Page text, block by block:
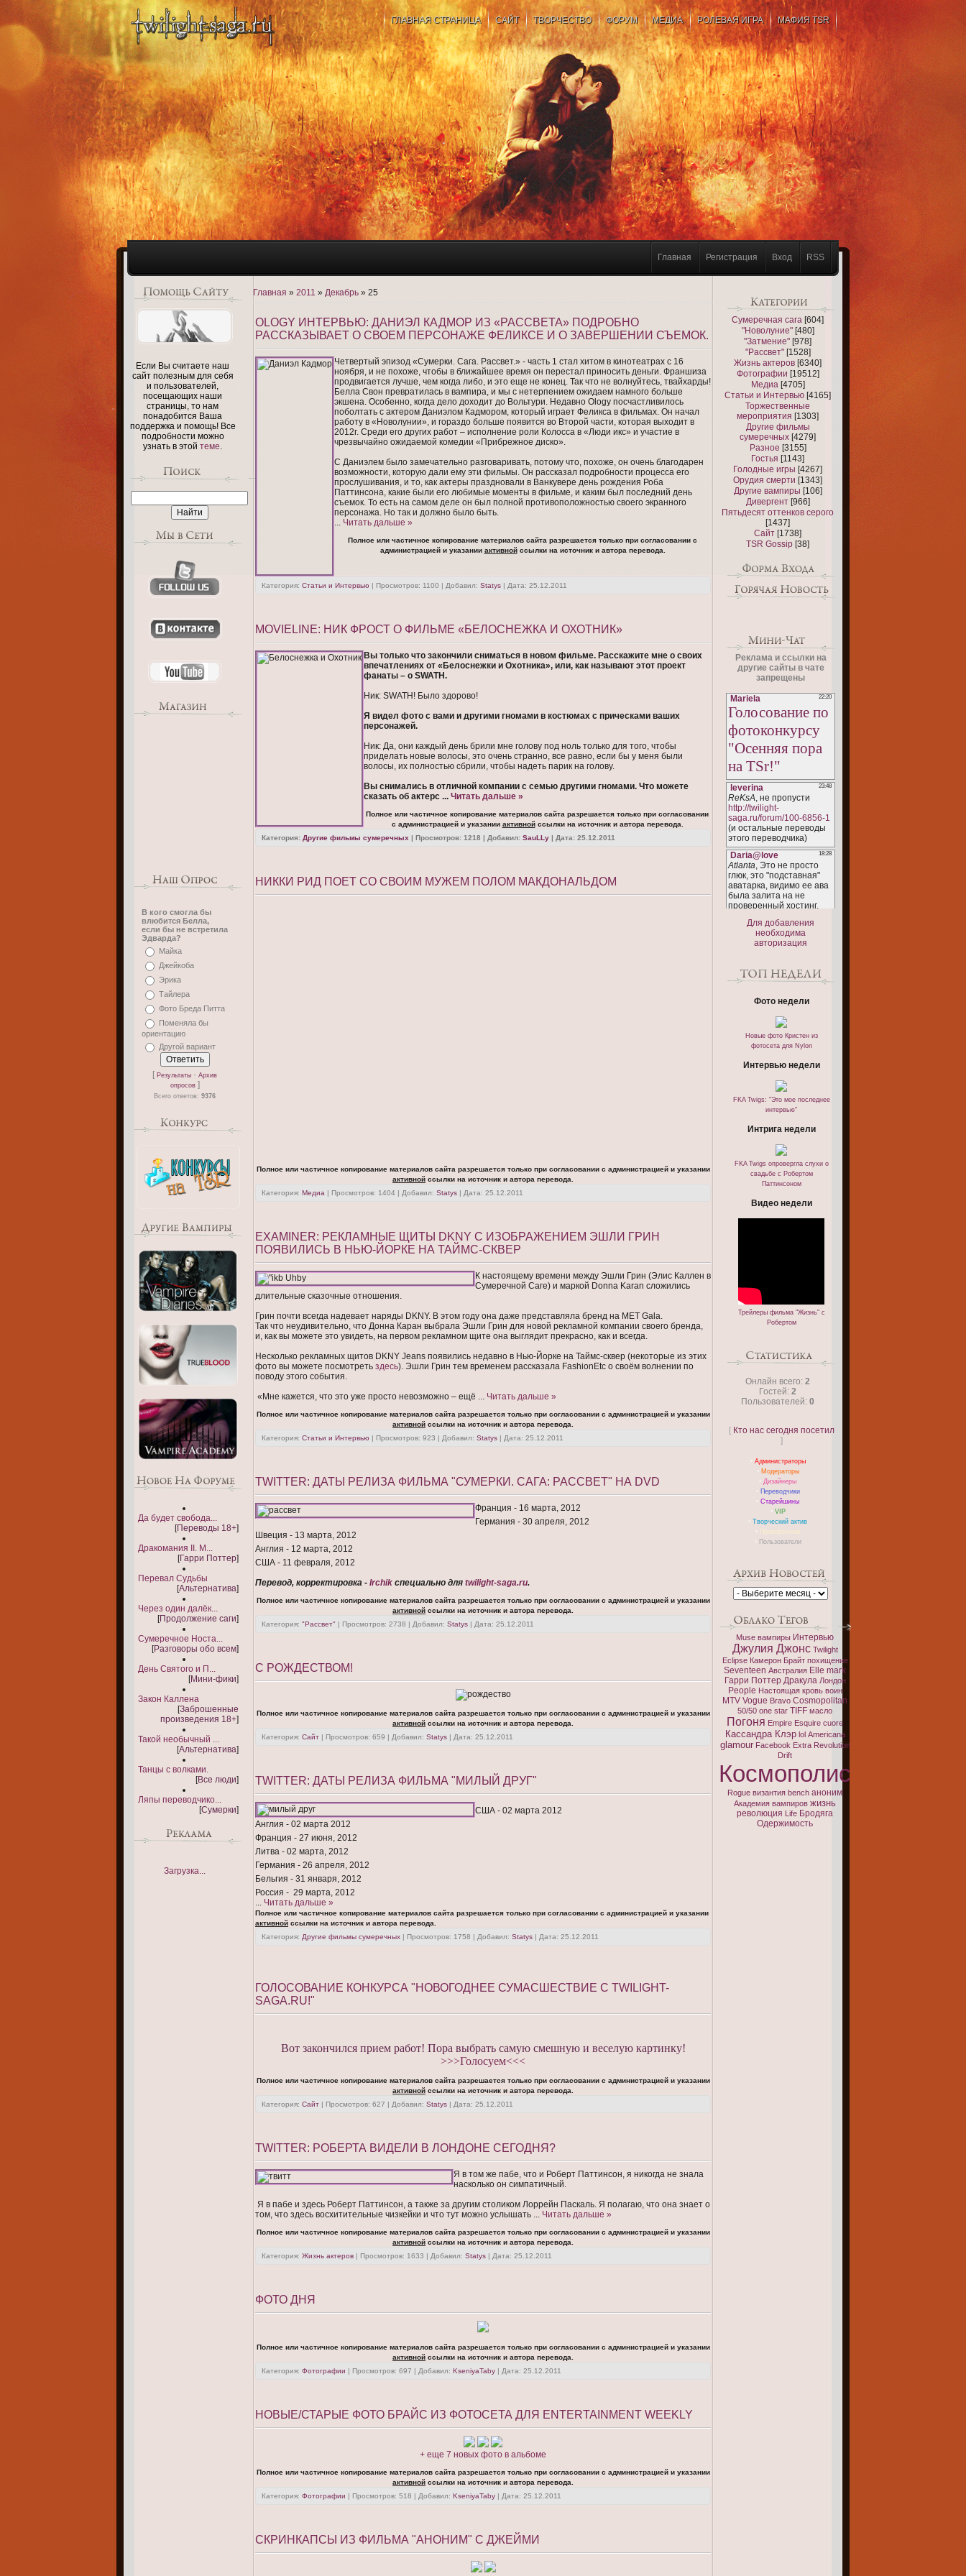
ГЛАВНАЯ СТРАНИЦА САЙТ ТВОРЧЕСТВО ФОРУМ МЕДИА РОЛЕВАЯ ИГРА МАФИЯ TSR
Главная Регистрация Вход RSS
Если Вы считаете наш
сайт полезным для себя
и пользователей,
посещающих наши
страницы, то нам
понадобится Ваша
поддержка и помощь! Все
подробности можно
узнать в этой теме.
В кого смогла бы
влюбится Белла,
если бы не встретила
Эдварда?
Майка
Джейкоба
Эрика
Тайлера
Фото Бреда Питта
Поменяла бы
ориентацию
Другой вариант
[ Результаты · Архив
опросов]
Всего ответов: 9376
Да будет свобода...
[Переводы 18+]
Дракомания II. М...
[Гарри Поттер]
Перевал Судьбы
[Альтернатива]
Через один далёк...
[Продолжение саги]
Сумеречное Носта...
[Разговоры обо всем]
День Святого и П...
[Мини-фики]
Закон Каллена
[Заброшенные
произведения 18+]
Такой необычный ...
[Альтернатива]
Танцы с волками.
[Все люди]
Ляпы переводчико...
[Сумерки]
Загрузка...
Главная » 2011 » Декабрь » 25
OLOGY ИНТЕРВЬЮ: ДАНИЭЛ КАДМОР ИЗ «РАССВЕТА» ПОДРОБНО
РАССКАЗЫВАЕТ О СВОЕМ ПЕРСОНАЖЕ ФЕЛИКСЕ И О ЗАВЕРШЕНИИ СЪЕМОК.
Четвертый эпизод «Сумерки. Сага. Рассвет.» - часть 1 стал хитом в кинотеатрах с 16
ноября, и не похоже, чтобы в ближайшее время он перестал приносить деньги. Франшиза
продвигается лучше, чем когда либо, и это еще не конец. Так что не волнуйтесь, твайхарды!
Белла Свон превратилась в вампира, и мы с нетерпением ожидаем намного больше
экшена. Особенно, когда дело доходит до Вольтури. Недавно Ology посчастливилось
поболтать с актером Даниэлом Кадмором, который играет Феликса в фильмах. Он начал
работу в «Новолунии», и гораздо больше появится во Второй части, которая выходит в
2012г. Среди его других работ – исполнение роли Колосса в «Люди икс» и участие в
чрезвычайно ожидаемой комедии «Прибрежное диско».
С Даниэлем было замечательно разговаривать, потому что, похоже, он очень благодарен
возможности, которую дали ему эти фильмы. Он рассказал подробности процесса его
прослушивания, и то, как актеры праздновали в Ванкувере день рождения Роба
Паттинсона, какие были его любимые моменты в фильме, и каким был последний день
съемок. То есть на самом деле он был полной противоположностью своего экранного
персонажа. Но так и должно было быть.
... Читать дальше »
Полное или частичное копирование материалов сайта разрешается только при согласовании с
администрацией и указании активнойссылки на источник и автора перевода.
Категория: Статьи и Интервью | Просмотров: 1100 | Добавил: Statys | Дата: 25.12.2011
MOVIELINE: НИК ФРОСТ О ФИЛЬМЕ «БЕЛОСНЕЖКА И ОХОТНИК»
Вы только что закончили сниматься в новом фильме. Расскажите мне о своих
впечатлениях от «Белоснежки и Охотника», или, как называют этот проект
фанаты – о SWATH.
Ник: SWATH! Было здорово!
Я видел фото с вами и другими гномами в костюмах с прическами ваших
персонажей.
Ник: Да, они каждый день брили мне голову под ноль только для того, чтобы
приделать новые волосы, это очень странно, все равно, если бы у меня были
волосы, их полностью сбрили, чтобы надеть парик на голову.
Вы снимались в отличной компании с семью другими гномами. Что можете
сказать об актерс ... Читать дальше »
Полное или частичное копирование материалов сайта разрешается только при согласовании
с администрацией и указании активнойссылки на источник и автора перевода.
Категория: Другие фильмы сумеречных | Просмотров: 1218 | Добавил: SauLLy | Дата: 25.12.2011
НИККИ РИД ПОЕТ СО СВОИМ МУЖЕМ ПОЛОМ МАКДОНАЛЬДОМ
Полное или частичное копирование материалов сайта разрешается только при согласовании с администрацией и указании
активной ссылки на источник и автора перевода.
Категория: Медиа | Просмотров: 1404 | Добавил: Statys | Дата: 25.12.2011
EXAMINER: РЕКЛАМНЫЕ ЩИТЫ DKNY С ИЗОБРАЖЕНИЕМ ЭШЛИ ГРИН
ПОЯВИЛИСЬ В НЬЮ-ЙОРКЕ НА ТАЙМС-СКВЕР
К настоящему времени между Эшли Грин (Элис Каллен в
Сумеречной Саге) и маркой Donna Karan сложились
длительные сказочные отношения.
Грин почти всегда надевает наряды DKNY. В этом году она даже представляла бренд на MET Gala.
Так что неудивительно, что Донна Каран выбрала Эшли Грин для новой рекламной компании своего бренда,
и, как вы можете это увидеть, на первом рекламном щите она выглядит прекрасно, как и всегда.
Несколько рекламных щитов DKNY Jeans появились недавно в Нью-Йорке на Таймс-сквер (некоторые из этих
фото вы можете посмотреть здесь). Эшли Грин тем временем рассказала FashionEtc о своём волнении по
поводу этого события.
«Мне кажется, что это уже просто невозможно – ещё ... Читать дальше »
Полное или частичное копирование материалов сайта разрешается только при согласовании с администрацией и указании
активной ссылки на источник и автора перевода.
Категория: Статьи и Интервью | Просмотров: 923 | Добавил: Statys | Дата: 25.12.2011
TWITTER: ДАТЫ РЕЛИЗА ФИЛЬМА "СУМЕРКИ. САГА: РАССВЕТ" НА DVD
Франция - 16 марта, 2012
Германия - 30 апреля, 2012
Швеция - 13 марта, 2012
Англия - 12 марта, 2012
США - 11 февраля, 2012
Перевод, корректировка - Irchik специально для twilight-saga.ru.
Полное или частичное копирование материалов сайта разрешается только при согласовании с администрацией и указании
активной ссылки на источник и автора перевода.
Категория: "Рассвет" | Просмотров: 2738 | Добавил: Statys | Дата: 25.12.2011
С РОЖДЕСТВОМ!
Полное или частичное копирование материалов сайта разрешается только при согласовании с администрацией и указании
активной ссылки на источник и автора перевода.
Категория: Сайт | Просмотров: 659 | Добавил: Statys | Дата: 25.12.2011
TWITTER: ДАТЫ РЕЛИЗА ФИЛЬМА "МИЛЫЙ ДРУГ"
США - 02 марта 2012
Англия - 02 марта 2012
Франция - 27 июня, 2012
Литва - 02 марта, 2012
Германия - 26 апреля, 2012
Бельгия - 31 января, 2012
Россия - 29 марта, 2012
... Читать дальше »
Полное или частичное копирование материалов сайта разрешается только при согласовании с администрацией и указании
активной ссылки на источник и автора перевода.
Категория: Другие фильмы сумеречных | Просмотров: 1758 | Добавил: Statys | Дата: 25.12.2011
ГОЛОСОВАНИЕ КОНКУРСА "НОВОГОДНЕЕ СУМАСШЕСТВИЕ С ТWILIGHT-
SAGA.RU!"
Вот закончился прием работ! Пора выбрать самую смешную и веселую картинку!
>>>Голосуем<<<
Полное или частичное копирование материалов сайта разрешается только при согласовании с администрацией и указании
активной ссылки на источник и автора перевода.
Категория: Сайт | Просмотров: 627 | Добавил: Statys | Дата: 25.12.2011
TWITTER: РОБЕРТА ВИДЕЛИ В ЛОНДОНЕ СЕГОДНЯ?
Я в том же пабе, что и Роберт Паттинсон, я никогда не знала
насколько он симпатичный.
Я в пабе и здесь Роберт Паттинсон, а также за другим столиком Лоррейн Паскаль. Я полагаю, что она знает о
том, что здесь восхитительные чизкейки и что тут можно услышать ... Читать дальше »
Полное или частичное копирование материалов сайта разрешается только при согласовании с администрацией и указании
активной ссылки на источник и автора перевода.
Категория: Жизнь актеров | Просмотров: 1633 | Добавил: Statys | Дата: 25.12.2011
ФОТО ДНЯ
Полное или частичное копирование материалов сайта разрешается только при согласовании с администрацией и указании
активной ссылки на источник и автора перевода.
Категория: Фотографии | Просмотров: 697 | Добавил: KseniyaTaby | Дата: 25.12.2011
НОВЫЕ/СТАРЫЕ ФОТО БРАЙС ИЗ ФОТОСЕТА ДЛЯ ENTERTAINMENT WEEKLY
+ еще 7 новых фото в альбоме
Полное или частичное копирование материалов сайта разрешается только при согласовании с администрацией и указании
активной ссылки на источник и автора перевода.
Категория: Фотографии | Просмотров: 518 | Добавил: KseniyaTaby | Дата: 25.12.2011
СКРИНКАПСЫ ИЗ ФИЛЬМА "АНОНИМ" С ДЖЕЙМИ
Сумеречная сага [604]
"Новолуние" [480]
"Затмение" [978]
"Рассвет" [1528]
Жизнь актеров [6340]
Фотографии [19512]
Медиа [4705]
Статьи и Интервью [4165]
Торжественные
мероприятия [1303]
Другие фильмы
сумеречных [4279]
Разное [3155]
Гостья [1143]
Голодные игры [4267]
Орудия смерти [1343]
Другие вампиры [106]
Дивергент [966]
Пятьдесят оттенков серого
[1437]
Сайт [1738]
TSR Gossip [38]
Реклама и ссылки на
другие сайты в чате
запрещены
Для добавления
необходима
авторизация
Фото недели
Новые фото Кристен из
фотосета для Nylon
Интервью недели
FKA Twigs: "Это мое последнее
интервью"
Интрига недели
FKA Twigs опровергла слухи о
свадьбе с Робертом
Паттинсоном
Видео недели
Трейлеры фильма "Жизнь" с
Робертом
Онлайн всего: 2
Гостей: 2
Пользователей: 0
[ Кто нас сегодня посетил
]
• Администраторы
• Модераторы
• Дизайнеры
• Переводчики
• Старейшины
• VIP
• Творческий актив
•
• Пользователи
Muse вампиры Интервью
Джулия Джонс Twilight
Eclipse Камерон Брайт похищение
Seventeen Австралия Elle mark
Гарри Поттер Дракула Лондон
People Настоящая кровь воин
MTV Vogue Bravo Cosmopolitan
50/50 one star TIFF масло
Погоня Empire Esquire cuore
Кассандра Клэр lol Americana
glamour Facebook Extra Revolution
Drift
Космополис
Rogue византия bench аноним
Академия вампиров жизнь
революция Life Бродяга
Одержимость